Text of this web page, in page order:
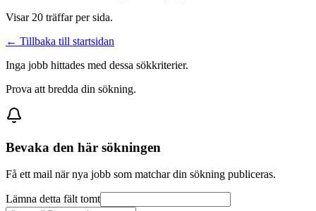
Visar 20 träffar per sida.
← Tillbaka till startsidan
Inga jobb hittades med dessa sökkriterier.
Prova att bredda din sökning.
Bevaka den här sökningen
Få ett mail när nya jobb som matchar din sökning publiceras.
Lämna detta fält tomt